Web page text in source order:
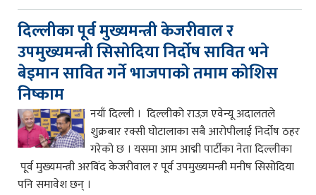
दिल्लीका पूर्व मुख्यमन्त्री केजरीवाल र
उपमुख्यमन्त्री सिसोदिया निर्दोष सावित भने
बेइमान सावित गर्ने भाजपाको तमाम कोशिस
निष्काम
नयाँ दिल्ली । दिल्लीको राउज़ एवेन्यू अदालतले
शुक्रबार रक्सी घोटालाका सबै आरोपीलाई निर्दोष ठहर
गरेको छ । यसमा आम आद्मी पार्टीका नेता दिल्लीका
पूर्व मुख्यमन्त्री अरविंद केजरीवाल र पूर्व उपमुख्यमन्त्री मनीष सिसोदिया
पनि समावेश छन् ।